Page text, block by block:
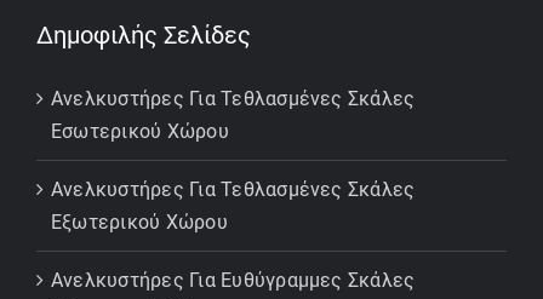
Δημοφιλής Σελίδες
Ανελκυστήρες Για Τεθλασμένες Σκάλες
Εσωτερικού Χώρου
Ανελκυστήρες Για Τεθλασμένες Σκάλες
Εξωτερικού Χώρου
Ανελκυστήρες Για Ευθύγραμμες Σκάλες